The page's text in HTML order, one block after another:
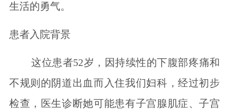
生活的勇气。
患者入院背景
这位患者52岁，因持续性的下腹部疼痛和
不规则的阴道出血而入住我们妇科，经过初步
检查，医生诊断她可能患有子宫腺肌症、子宫